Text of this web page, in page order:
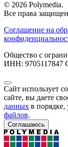
© 2026 Polymedia.
Все права
Соглашение на
Общество с
ИНН: 9705117847
Сайт использует
сайте, вы даете
данных в порядке,
файлов.
Соглашаюсь